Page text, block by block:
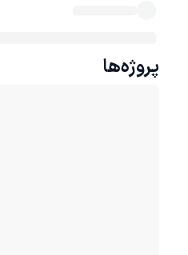
پروژه‌ها